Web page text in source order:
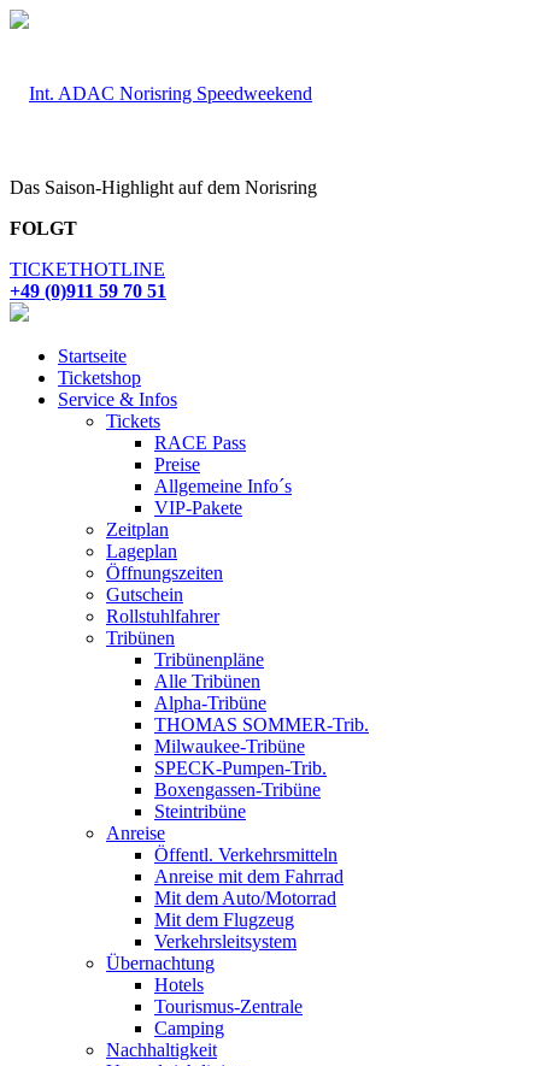
Das Saison-Highlight auf dem Norisring
FOLGT
TICKETHOTLINE
+49 (0)911 59 70 51
Startseite
Ticketshop
Service & Infos
Tickets
RACE Pass
Preise
Allgemeine Info´s
VIP-Pakete
Zeitplan
Lageplan
Öffnungszeiten
Gutschein
Rollstuhlfahrer
Tribünen
Tribünenpläne
Alle Tribünen
Alpha-Tribüne
THOMAS SOMMER-Trib.
Milwaukee-Tribüne
SPECK-Pumpen-Trib.
Boxengassen-Tribüne
Steintribüne
Anreise
Öffentl. Verkehrsmitteln
Anreise mit dem Fahrrad
Mit dem Auto/Motorrad
Mit dem Flugzeug
Verkehrsleitsystem
Übernachtung
Hotels
Tourismus-Zentrale
Camping
Nachhaltigkeit